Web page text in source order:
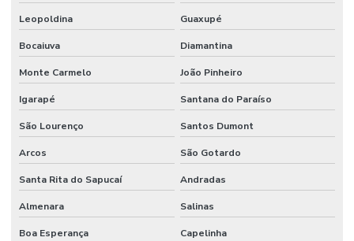
Leopoldina Guaxupé
Bocaiuva Diamantina
Monte Carmelo João Pinheiro
Igarapé Santana do Paraíso
São Lourenço Santos Dumont
Arcos São Gotardo
Santa Rita do Sapucaí Andradas
Almenara Salinas
Boa Esperança Capelinha